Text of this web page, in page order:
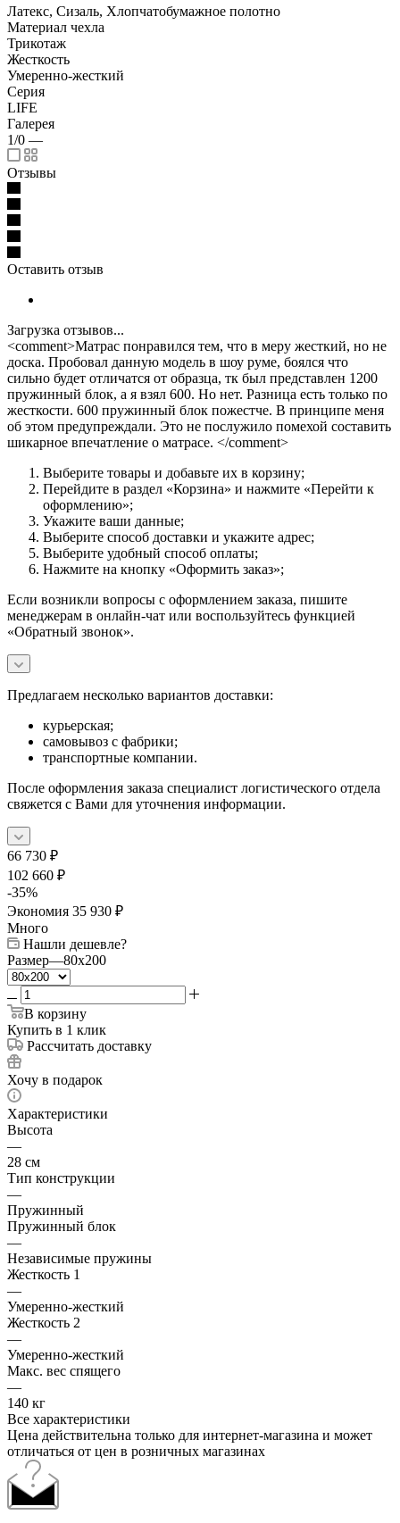
Латекс, Сизаль, Хлопчатобумажное полотно
Материал чехла
Трикотаж
Жесткость
Умеренно-жесткий
Серия
LIFE
Галерея
1/0 —
Отзывы
Оставить отзыв
Загрузка отзывов...
<comment>Матрас понравился тем, что в меру жесткий, но не
доска. Пробовал данную модель в шоу руме, боялся что
сильно будет отличатся от образца, тк был представлен 1200
пружинный блок, а я взял 600. Но нет. Разница есть только по
жесткости. 600 пружинный блок пожестче. В принципе меня
об этом предупреждали. Это не послужило помехой составить
шикарное впечатление о матрасе. </comment>
Выберите товары и добавьте их в корзину;
Перейдите в раздел «Корзина» и нажмите «Перейти к
оформлению»;
Укажите ваши данные;
Выберите способ доставки и укажите адрес;
Выберите удобный способ оплаты;
Нажмите на кнопку «Оформить заказ»;
Если возникли вопросы с оформлением заказа, пишите
менеджерам в онлайн-чат или воспользуйтесь функцией
«Обратный звонок».
Предлагаем несколько вариантов доставки:
курьерская;
самовывоз с фабрики;
транспортные компании.
После оформления заказа специалист логистического отдела
свяжется с Вами для уточнения информации.
66 730 ₽
102 660 ₽
-35%
Экономия 35 930 ₽
Много
Нашли дешевле?
Размер—80x200
В корзину
Купить в 1 клик
Рассчитать доставку
Хочу в подарок
Характеристики
Высота
—
28 см
Тип конструкции
—
Пружинный
Пружинный блок
—
Независимые пружины
Жесткость 1
—
Умеренно-жесткий
Жесткость 2
—
Умеренно-жесткий
Макс. вес спящего
—
140 кг
Все характеристики
Цена действительна только для интернет-магазина и может
отличаться от цен в розничных магазинах